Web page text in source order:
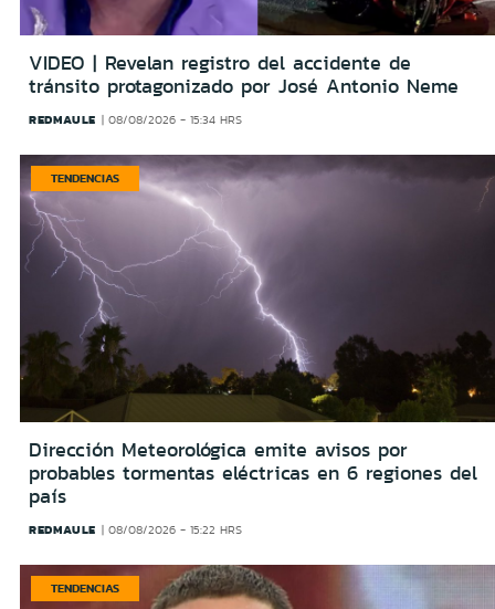
VIDEO | Revelan registro del accidente de
tránsito protagonizado por José Antonio Neme
REDMAULE 08/08/2026 - 15:34 HRS
TENDENCIAS
Dirección Meteorológica emite avisos por
probables tormentas eléctricas en 6 regiones del
país
REDMAULE 08/08/2026 - 15:22 HRS
TENDENCIAS